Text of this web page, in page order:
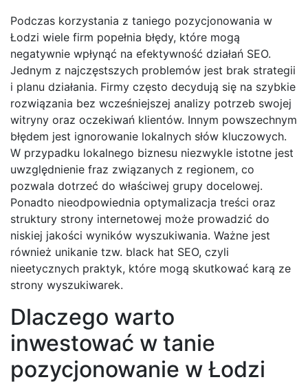
Podczas korzystania z taniego pozycjonowania w
Łodzi wiele firm popełnia błędy, które mogą
negatywnie wpłynąć na efektywność działań SEO.
Jednym z najczęstszych problemów jest brak strategii
i planu działania. Firmy często decydują się na szybkie
rozwiązania bez wcześniejszej analizy potrzeb swojej
witryny oraz oczekiwań klientów. Innym powszechnym
błędem jest ignorowanie lokalnych słów kluczowych.
W przypadku lokalnego biznesu niezwykle istotne jest
uwzględnienie fraz związanych z regionem, co
pozwala dotrzeć do właściwej grupy docelowej.
Ponadto nieodpowiednia optymalizacja treści oraz
struktury strony internetowej może prowadzić do
niskiej jakości wyników wyszukiwania. Ważne jest
również unikanie tzw. black hat SEO, czyli
nieetycznych praktyk, które mogą skutkować karą ze
strony wyszukiwarek.
Dlaczego warto
inwestować w tanie
pozycjonowanie w Łodzi